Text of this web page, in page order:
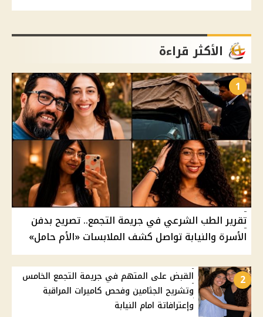
الأكثر قراءة
1
تقرير الطب الشرعي في جريمة التجمع.. تصريح بدفن
الأسرة والنيابة تواصل كشف الملابسات «الأم حامل»
2
القبض على المتهم في جريمة التجمع الخامس
وتشريح الجثامين وفحص كاميرات المراقبة
وإعترافاتة امام النيابة